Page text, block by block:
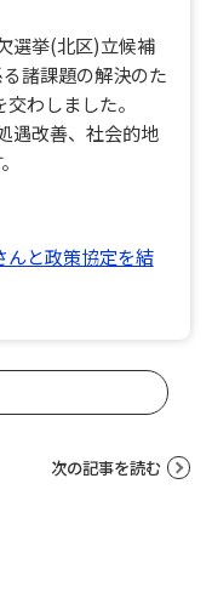
選挙(北区)立候補
諸課題の解決のた
わしました。
遇改善、社会的地
んと政策協定を結
次の記事を読む